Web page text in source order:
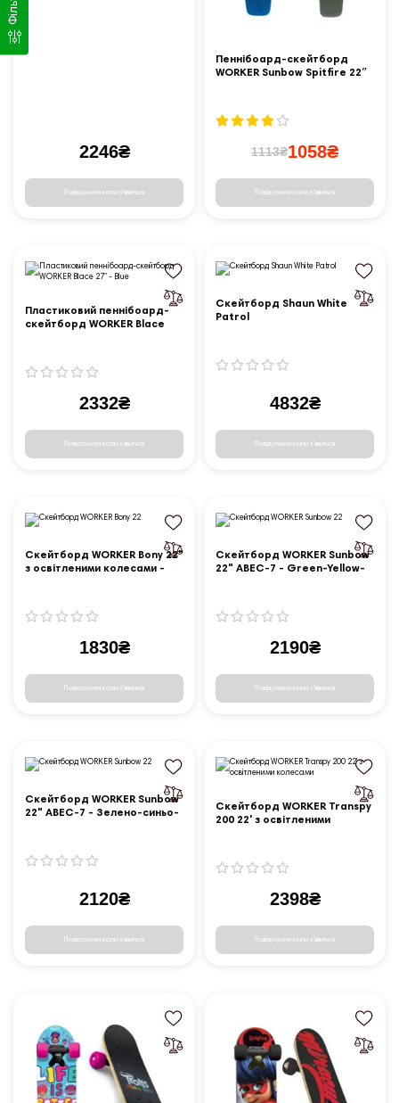
2246₴
Повідомити коли з'явиться
Пеннібоард-скейтборд
WORKER Sunbow Spitfire 22ʺ
1113₴1058₴
Повідомити коли з'явиться
Пластиковий пеннібоард-
скейтборд WORKER Blace
2332₴
Повідомити коли з'явиться
Скейтборд Shaun White
Patrol
4832₴
Повідомити коли з'явиться
Скейтборд WORKER Bony 22"
з освітленими колесами -
1830₴
Повідомити коли з'явиться
Скейтборд WORKER Sunbow
22" ABEC-7 - Green-Yellow-
2190₴
Повідомити коли з'явиться
Скейтборд WORKER Sunbow
22" ABEC-7 - Зелено-синьо-
2120₴
Повідомити коли з'явиться
Скейтборд WORKER Transpy
200 22' з освітленими
2398₴
Повідомити коли з'явиться